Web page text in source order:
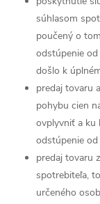
súhlasom
poučený o
odstúpenie
došlo k
predaj tovaru
pohybu cien
ovplyvniť a ku
odstúpenie od
predaj tovaru
spotrebiteľa,
určeného